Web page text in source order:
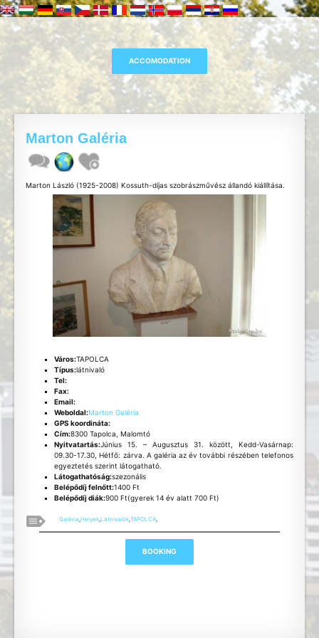
Marton Galéria
Marton László (1925-2008) Kossuth-díjas szobrászművész állandó kiállítása.
Város:TAPOLCA
Típus:látnivaló
Tel:
Fax:
Email:
Weboldal:Marton Galéria
GPS koordináta:
Cím:8300 Tapolca, Malomtó
Nyitvatartás:Június 15. – Augusztus 31. között, Kedd-Vasárnap:
09.30-17.30, Hétfő: zárva. A galéria az év további részében telefonos
egyeztetés szerint látogatható.
Látogathatóság:szezonális
Belépődíj felnőtt:1400 Ft
Belépődíj diák:900 Ft(gyerek 14 év alatt 700 Ft)
Galéria ,Helyek ,Látnivalók ,TAPOLCA